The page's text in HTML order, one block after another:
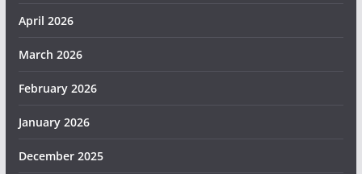
April 2026
March 2026
February 2026
January 2026
December 2025